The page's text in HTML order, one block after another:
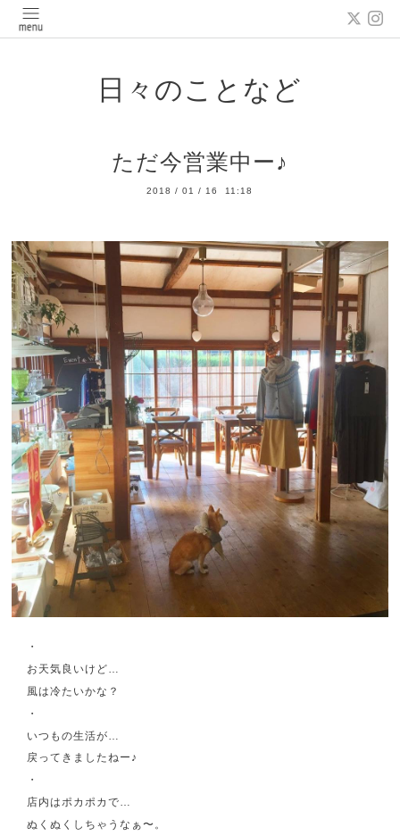
日々のことなど
ただ今営業中ー♪
2018 /01 / 16 11:18
・
お天気良いけど…
風は冷たいかな？
・
いつもの生活が…
戻ってきましたねー♪
・
店内はポカポカで…
ぬくぬくしちゃうなぁ〜。